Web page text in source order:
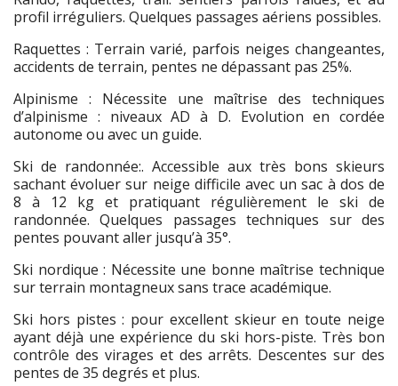
profil irréguliers. Quelques passages aériens possibles.
Raquettes : Terrain varié, parfois neiges changeantes,
accidents de terrain, pentes ne dépassant pas 25%.
Alpinisme : Nécessite une maîtrise des techniques
d’alpinisme : niveaux AD à D. Evolution en cordée
autonome ou avec un guide.
Ski de randonnée:. Accessible aux très bons skieurs
sachant évoluer sur neige difficile avec un sac à dos de
8 à 12 kg et pratiquant régulièrement le ski de
randonnée. Quelques passages techniques sur des
pentes pouvant aller jusqu’à 35°.
Ski nordique : Nécessite une bonne maîtrise technique
sur terrain montagneux sans trace académique.
Ski hors pistes : pour excellent skieur en toute neige
ayant déjà une expérience du ski hors-piste. Très bon
contrôle des virages et des arrêts. Descentes sur des
pentes de 35 degrés et plus.